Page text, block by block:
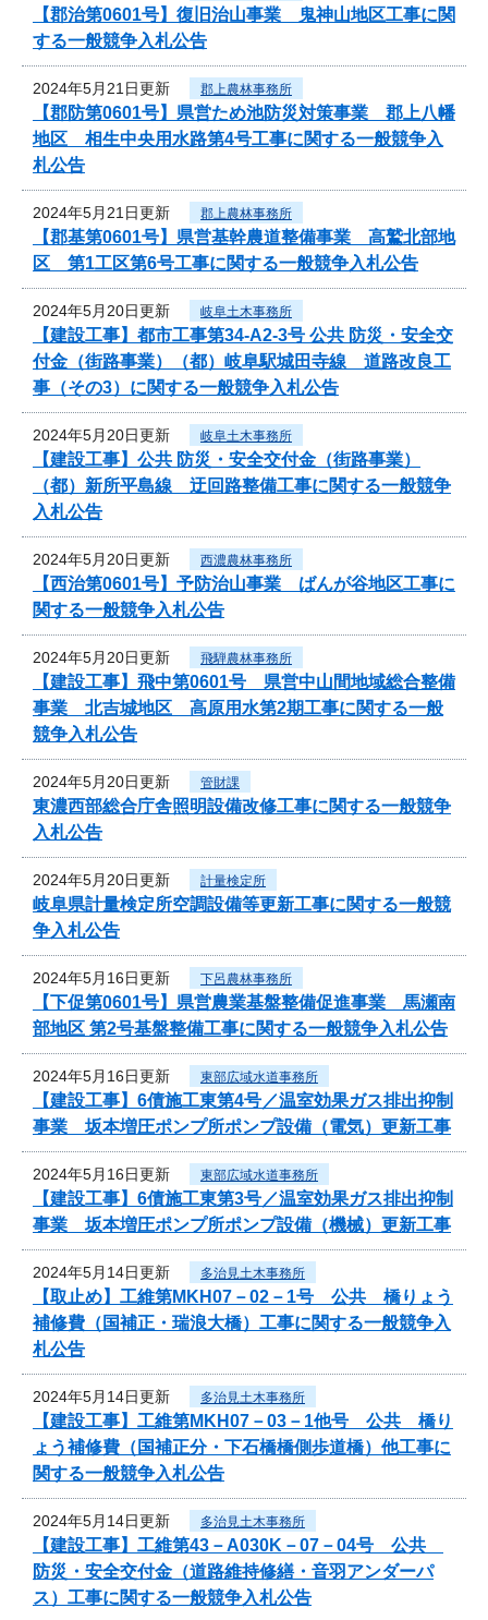
【郡治第0601号】復旧治山事業 鬼神山地区工事に関
する一般競争入札公告
2024年5月21日更新 郡上農林事務所
【郡防第0601号】県営ため池防災対策事業 郡上八幡
地区 相生中央用水路第4号工事に関する一般競争入
札公告
2024年5月21日更新 郡上農林事務所
【郡基第0601号】県営基幹農道整備事業 高鷲北部地
区 第1工区第6号工事に関する一般競争入札公告
2024年5月20日更新 岐阜土木事務所
【建設工事】都市工事第34-A2-3号 公共 防災・安全交
付金（街路事業）（都）岐阜駅城田寺線 道路改良工
事（その3）に関する一般競争入札公告
2024年5月20日更新 岐阜土木事務所
【建設工事】公共 防災・安全交付金（街路事業）
（都）新所平島線 迂回路整備工事に関する一般競争
入札公告
2024年5月20日更新 西濃農林事務所
【西治第0601号】予防治山事業 ばんが谷地区工事に
関する一般競争入札公告
2024年5月20日更新 飛騨農林事務所
【建設工事】飛中第0601号 県営中山間地域総合整備
事業 北吉城地区 高原用水第2期工事に関する一般
競争入札公告
2024年5月20日更新 管財課
東濃西部総合庁舎照明設備改修工事に関する一般競争
入札公告
2024年5月20日更新 計量検定所
岐阜県計量検定所空調設備等更新工事に関する一般競
争入札公告
2024年5月16日更新 下呂農林事務所
【下促第0601号】県営農業基盤整備促進事業 馬瀬南
部地区 第2号基盤整備工事に関する一般競争入札公告
2024年5月16日更新 東部広域水道事務所
【建設工事】6債施工東第4号／温室効果ガス排出抑制
事業 坂本増圧ポンプ所ポンプ設備（電気）更新工事
2024年5月16日更新 東部広域水道事務所
【建設工事】6債施工東第3号／温室効果ガス排出抑制
事業 坂本増圧ポンプ所ポンプ設備（機械）更新工事
2024年5月14日更新 多治見土木事務所
【取止め】工維第MKH07－02－1号 公共 橋りょう
補修費（国補正・瑞浪大橋）工事に関する一般競争入
札公告
2024年5月14日更新 多治見土木事務所
【建設工事】工維第MKH07－03－1他号 公共 橋り
ょう補修費（国補正分・下石橋橋側歩道橋）他工事に
関する一般競争入札公告
2024年5月14日更新 多治見土木事務所
【建設工事】工維第43－A030K－07－04号 公共
防災・安全交付金（道路維持修繕・音羽アンダーパ
ス）工事に関する一般競争入札公告